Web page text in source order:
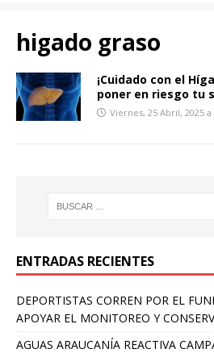
higado graso
¡Cuidado con el
poner en riesgo tu
Viernes, 25 Abril, 2025 a
ENTRADAS RECIENTES
DEPORTISTAS CORREN POR EL
APOYAR EL MONITOREO Y
AGUAS ARAUCANÍA REACTIVA